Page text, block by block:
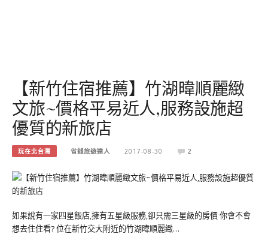
【新竹住宿推薦】竹湖暐順麗緻
文旅~價格平易近人,服務設施超
優質的新旅店
玩在北台灣 省錢旅遊達人 2017-08-30 2
如果說有一家四星飯店,擁有五星級服務,卻只需三星級的房價 你會不會
想去住住看? 位在新竹交大附近的竹湖暐順麗緻…